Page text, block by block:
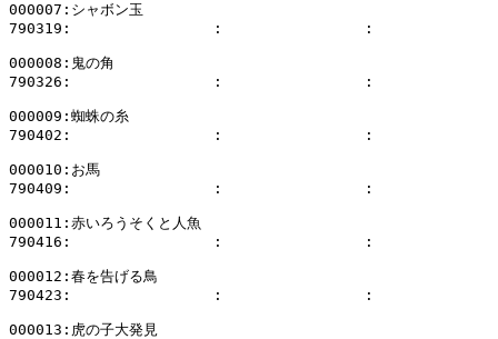
000007:シャボン玉
790319:                :                :
000008:鬼の角
790326:                :                :
000009:蜘蛛の糸
790402:                :                :
000010:お馬
790409:                :                :
000011:赤いろうそくと人魚
790416:                :                :
000012:春を告げる鳥
790423:                :                :
000013:虎の子大発見